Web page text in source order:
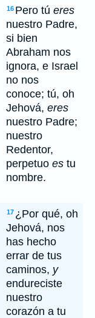
16 Pero tú eres
nuestro Padre,
si bien
Abraham nos
ignora, e Israel
no nos
conoce; tú, oh
Jehová, eres
nuestro Padre;
nuestro
Redentor,
perpetuo es tu
nombre.
17 ¿Por qué, oh
Jehová, nos
has hecho
errar de tus
caminos, y
endureciste
nuestro
corazón a tu